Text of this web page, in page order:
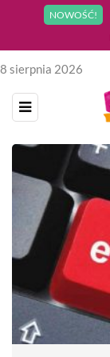
NOWOŚĆ!
8 sierpnia 2026